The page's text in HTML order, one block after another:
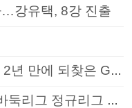
…강유택, 8강 진출
“정말 기쁘고 뜻깊다” 신민준, 2년 만에 되찾은 GS칼텍스배 정상
준PO 대진표 완성... 챌린지 바둑리그 정규리그 종료